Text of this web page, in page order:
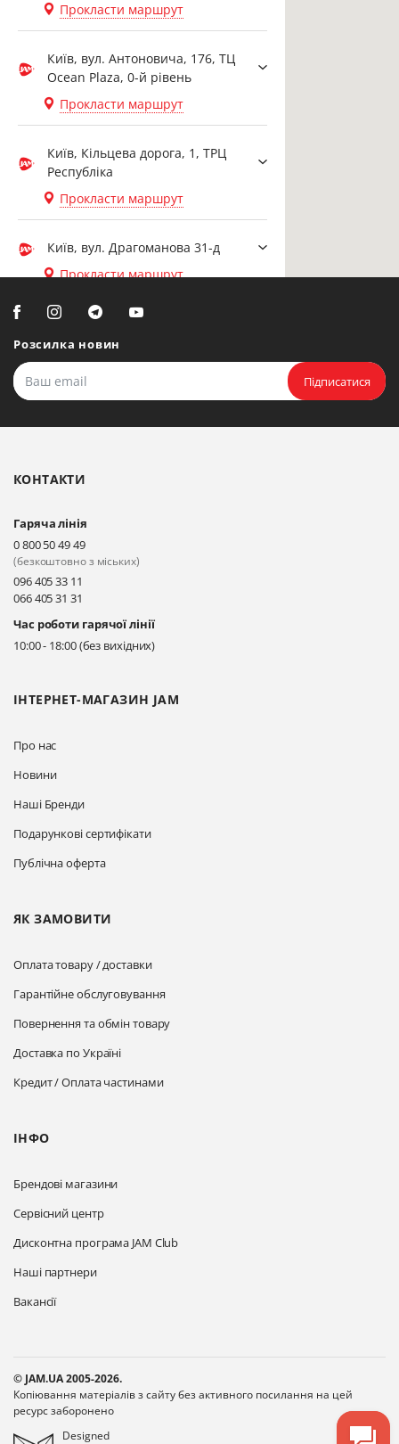
Прокласти маршрут
Київ, вул. Антоновича, 176, ТЦ
Ocean Plaza, 0-й рівень
Прокласти маршрут
Київ, Кільцева дорога, 1, ТРЦ
Республіка
Прокласти маршрут
Київ, вул. Драгоманова 31-д
Прокласти маршрут
Біла Церква, вул. Ярослава
Мудрого, 20, офіс 108
Прокласти маршрут
Київ, вул. Драгоманова 31-д
Прокласти маршрут
Київ, вул. Драгоманова 31-д
Прокласти маршрут
Розсилка новин
Підписатися
ІНТЕРНЕТ-МАГАЗИН JAM
Про нас
Новини
Наші Бренди
Подарункові сертифікати
Публічна оферта
ЯК ЗАМОВИТИ
Оплата товару / доставки
Гарантійне обслуговування
Повернення та обмін товару
Доставка по Україні
Кредит / Оплата частинами
ІНФО
Брендові магазини
Сервісний центр
Дисконтна програма JAM Club
Наші партнери
Вакансії
КОНТАКТИ
Гаряча лінія
0 800 50 49 49
(безкоштовно з міських)
096 405 33 11
066 405 31 31
Час роботи гарячої лінії
10:00 - 18:00 (без вихідних)
© JAM.UA 2005-2026.
Копіювання матеріалів з сайту без активного посилання на цей
ресурс заборонено
Designed